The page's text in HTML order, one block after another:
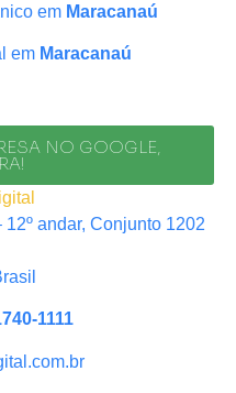
em Maracanaú
em Maracanaú
NO GOOGLE,
andar, Conjunto 1202
1111